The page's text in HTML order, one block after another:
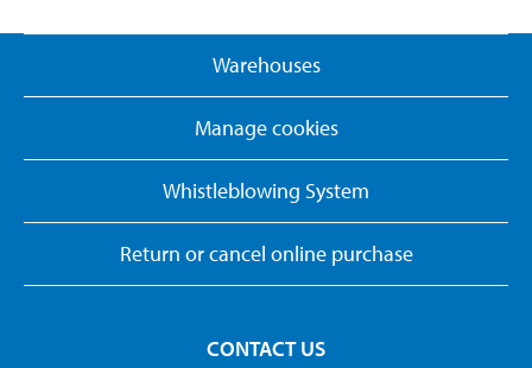
Warehouses
Manage cookies
Whistleblowing System
Return or cancel online purchase
CONTACT US